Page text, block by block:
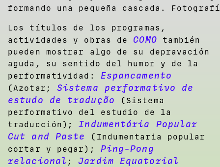
formando una pequeña cascada.
Los títulos de los programas,
actividades y obras de COMO también
pueden mostrar algo de su depravación
aguda, su sentido del humor y de la
performatividad: Espancamento
(Azotar; Sistema performativo de
estudo de tradução
(Sistema
performativo del estudio de la
traducción);Indumentária Popular
Cut and Paste
(Indumentaria popular
cortar y pegar); Ping-Pong
relacional ;Jardim Equatorial